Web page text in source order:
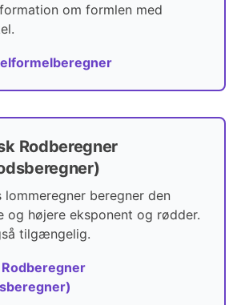
om formlen med
Rodberegner
lommeregner beregner den
og højere eksponent og rødder.
tilgængelig.